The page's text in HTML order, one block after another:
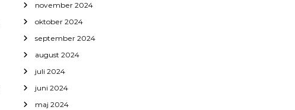
november 2024
oktober 2024
september 2024
august 2024
juli 2024
juni 2024
maj 2024